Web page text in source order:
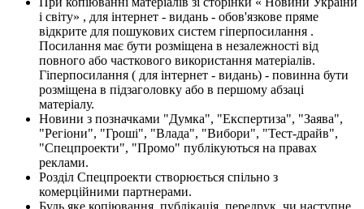
і світу» , для інтернет - видань - обов'язкове пряме
відкрите для пошукових систем гіперпосилання .
Посилання має бути розміщена в незалежності від
повного або часткового використання матеріалів.
Гіперпосилання ( для інтернет - видань) - повинна бути
розміщена в підзаголовку або в першому абзаці
матеріалу.
Новини з позначками "Думка", "Експертиза", "Заява",
"Регіони", "Гроші", "Влада", "Вибори", "Тест-драйв",
"Спецпроекти", "Промо" публікуються на правах
реклами.
Розділ Спецпроекти створюється спільно з
комерційними партнерами.
Будь яке копіювання, публікація, передрук, чи наступне